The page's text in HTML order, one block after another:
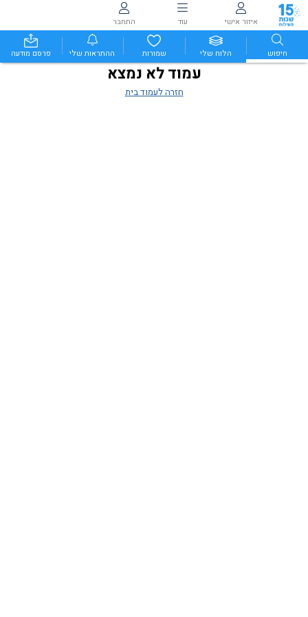
איזור אישי עוד התחבר
חיפוש הלוח שלי שמורות ההתראות שלי פרסם מודעה
עמוד לא נמצא
חזרה לעמוד בית